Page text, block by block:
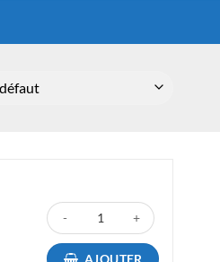
quantité de 10 x Rouleaux
AJOUTER